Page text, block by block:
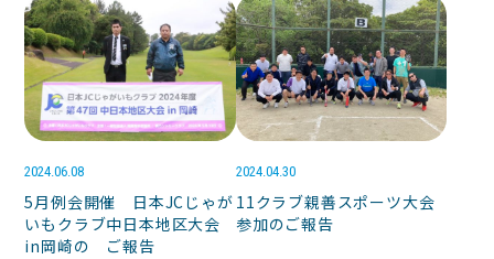
2024.06.08
5月例会開催 日本JCじゃが
いもクラブ中日本地区大会
in岡崎の ご報告
2024.04.30
11クラブ親善スポーツ大会
参加のご報告